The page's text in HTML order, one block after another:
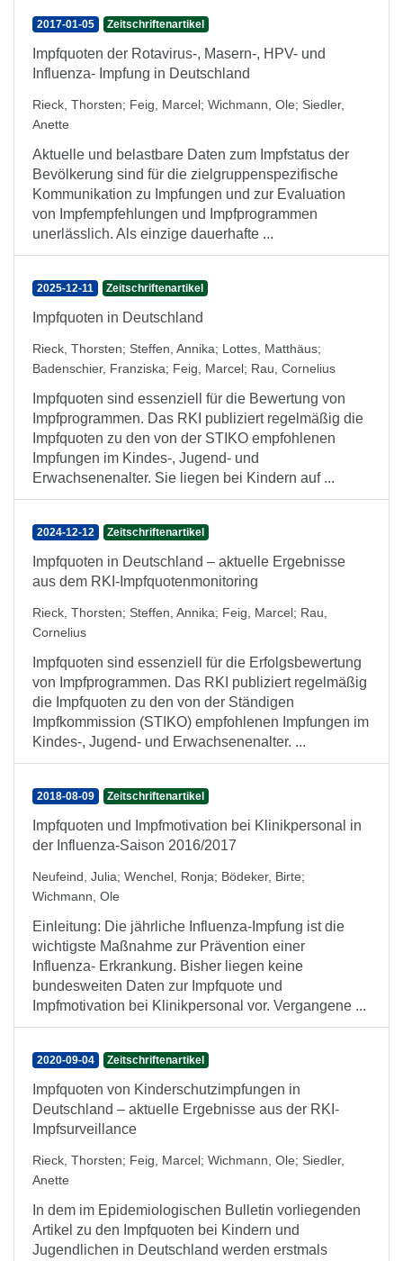
2017-01-05 Zeitschriftenartikel
Impfquoten der Rotavirus-, Masern-, HPV- und
Influenza- Impfung in Deutschland
Rieck, Thorsten; Feig, Marcel; Wichmann, Ole; Siedler,
Anette
Aktuelle und belastbare Daten zum Impfstatus der
Bevölkerung sind für die zielgruppenspezifische
Kommunikation zu Impfungen und zur Evaluation
von Impfempfehlungen und Impfprogrammen
unerlässlich. Als einzige dauerhafte ...
2025-12-11 Zeitschriftenartikel
Impfquoten in Deutschland
Rieck, Thorsten; Steffen, Annika; Lottes, Matthäus;
Badenschier, Franziska; Feig, Marcel; Rau, Cornelius
Impfquoten sind essenziell für die Bewertung von
Impfprogrammen. Das RKI publiziert regelmäßig die
Impfquoten zu den von der STIKO empfohlenen
Impfungen im Kindes-, Jugend- und
Erwachsenenalter. Sie liegen bei Kindern auf ...
2024-12-12 Zeitschriftenartikel
Impfquoten in Deutschland – aktuelle Ergebnisse
aus dem RKI-Impfquotenmonitoring
Rieck, Thorsten; Steffen, Annika; Feig, Marcel; Rau,
Cornelius
Impfquoten sind essenziell für die Erfolgsbewertung
von Impfprogrammen. Das RKI publiziert regelmäßig
die Impfquoten zu den von der Ständigen
Impfkommission (STIKO) empfohlenen Impfungen im
Kindes-, Jugend- und Erwachsenenalter. ...
2018-08-09 Zeitschriftenartikel
Impfquoten und Impfmotivation bei Klinikpersonal in
der Influenza-Saison 2016/2017
Neufeind, Julia; Wenchel, Ronja; Bödeker, Birte;
Wichmann, Ole
Einleitung: Die jährliche Influenza-Impfung ist die
wichtigste Maßnahme zur Prävention einer
Influenza- Erkrankung. Bisher liegen keine
bundesweiten Daten zur Impfquote und
Impfmotivation bei Klinikpersonal vor. Vergangene ...
2020-09-04 Zeitschriftenartikel
Impfquoten von Kinderschutzimpfungen in
Deutschland – aktuelle Ergebnisse aus der RKI-
Impfsurveillance
Rieck, Thorsten; Feig, Marcel; Wichmann, Ole; Siedler,
Anette
In dem im Epidemiologischen Bulletin vorliegenden
Artikel zu den Impfquoten bei Kindern und
Jugendlichen in Deutschland werden erstmals